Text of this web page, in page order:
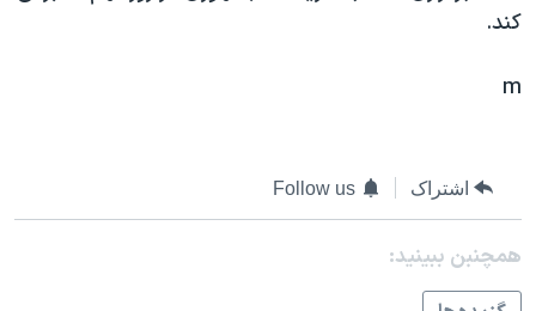
کند.
m
اشتراک Follow us
همچنبن ببینید: